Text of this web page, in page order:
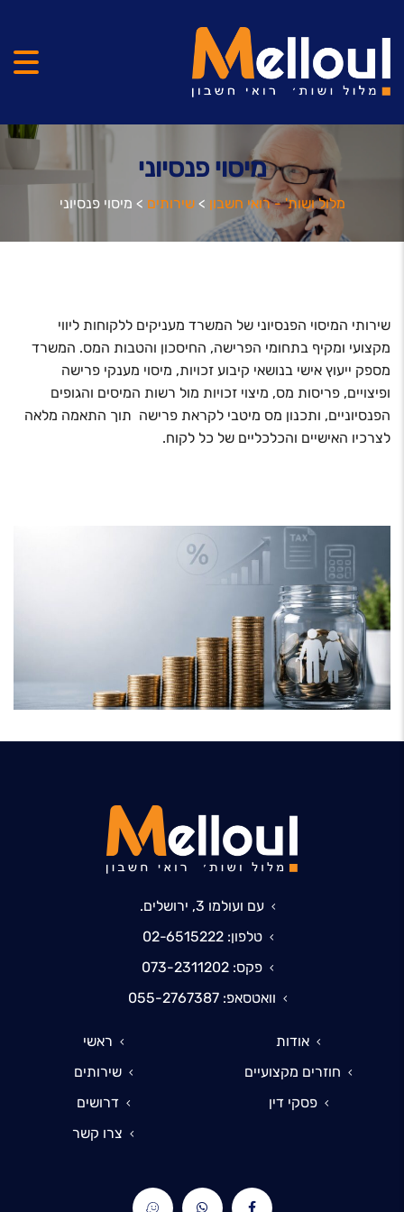
מיסוי פנסיוני
מלול ושות' - רואי חשבון >שירותים > מיסוי פנסיוני
שירותי המיסוי הפנסיוני של המשרד מעניקים ללקוחות ליווי
מקצועי ומקיף בתחומי הפרישה, החיסכון והטבות המס. המשרד
מספק ייעוץ אישי בנושאי קיבוע זכויות, מיסוי מענקי פרישה
ופיצויים, פריסות מס, מיצוי זכויות מול רשות המיסים והגופים
הפנסיוניים, ותכנון מס מיטבי לקראת פרישה תוך התאמה מלאה
לצרכיו האישיים והכלכליים של כל לקוח.
עם ועולמו 3, ירושלים.
טלפון: 02-6515222
פקס: 073-2311202
וואטסאפ: 055-2767387
ראשי
אודות
שירותים
חוזרים מקצועיים
דרושים
פסקי דין
צרו קשר